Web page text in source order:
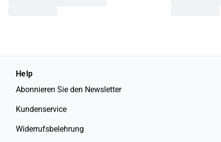
Help
Abonnieren Sie den Newsletter
Kundenservice
Widerrufsbelehrung